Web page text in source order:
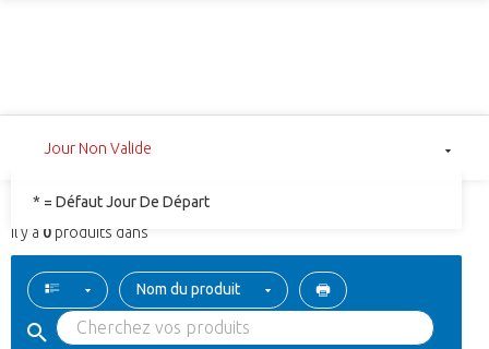
Jour Non Valide
* = Défaut Jour De Départ
Il y a 0 produits dans
Nom du produit